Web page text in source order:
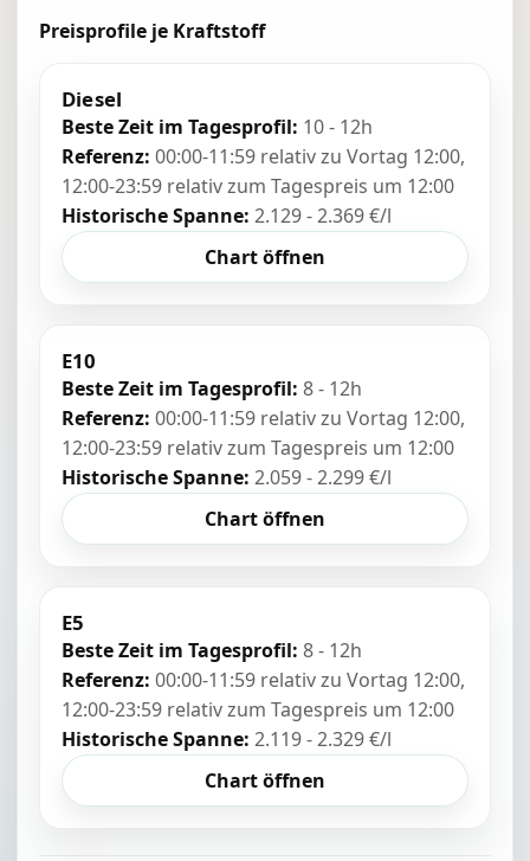
Preisprofile je Kraftstoff
Diesel
Beste Zeit im Tagesprofil: 10 - 12h
Referenz: 00:00-11:59 relativ zu Vortag 12:00,
12:00-23:59 relativ zum Tagespreis um 12:00
Historische Spanne: 2.129 - 2.369 €/l
Chart öffnen
E10
Beste Zeit im Tagesprofil: 8 - 12h
Referenz: 00:00-11:59 relativ zu Vortag 12:00,
12:00-23:59 relativ zum Tagespreis um 12:00
Historische Spanne: 2.059 - 2.299 €/l
Chart öffnen
E5
Beste Zeit im Tagesprofil: 8 - 12h
Referenz: 00:00-11:59 relativ zu Vortag 12:00,
12:00-23:59 relativ zum Tagespreis um 12:00
Historische Spanne: 2.119 - 2.329 €/l
Chart öffnen